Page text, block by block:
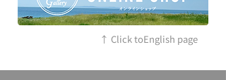
↑ Click toEnglish page